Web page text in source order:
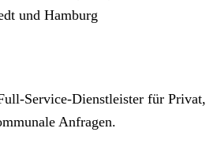
und Hamburg
Service-Dienstleister für Privat,
Anfragen.